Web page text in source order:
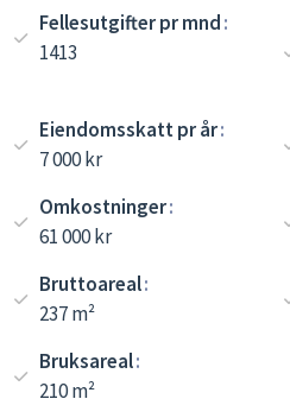
Fellesutgifter pr mnd
1413
Eiendomsskatt pr år
7 000 kr
Omkostninger
61 000 kr
Bruttoareal
237 m²
Bruksareal
210 m²